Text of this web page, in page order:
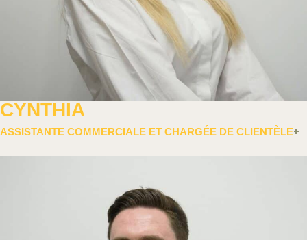
CYNTHIA
ASSISTANTE COMMERCIALE ET CHARGÉE DE CLIENTÈLE